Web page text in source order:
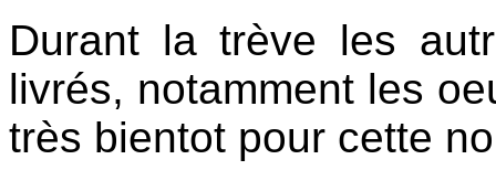
Durant la trève les
livrés, notamment les
très bientot pour cette